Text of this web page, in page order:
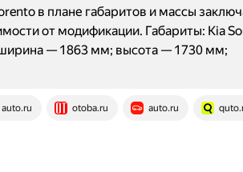
auto.ru otoba.ru auto.ru
в плане габаритов и массы
от модификации. Габариты: Kia
— 1863 мм; высота — 1730 мм;